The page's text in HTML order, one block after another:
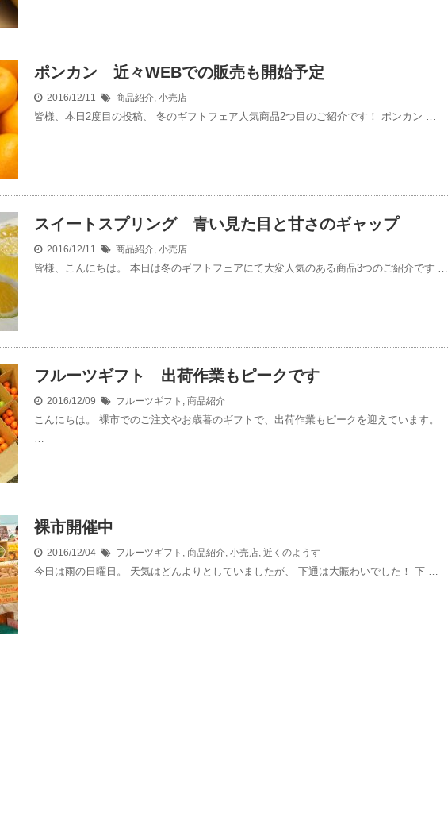
ポンカン 近々WEBでの販売も開始予定
2016/12/11 商品紹介, 小売店
皆様、本日2度目の投稿、 冬のギフトフェア人気商品2つ目のご紹介です！ ポンカン …
スイートスプリング 青い見た目と甘さのギャップ
2016/12/11 商品紹介, 小売店
皆様、こんにちは。 本日は冬のギフトフェアにて大変人気のある商品3つのご紹介です …
フルーツギフト 出荷作業もピークです
2016/12/09 フルーツギフト , 商品紹介
こんにちは。 裸市でのご注文やお歳暮のギフトで、出荷作業もピークを迎えています。
…
裸市開催中
2016/12/04 フルーツギフト , 商品紹介, 小売店, 近くのようす
今日は雨の日曜日。 天気はどんよりとしていましたが、 下通は大賑わいでした！ 下 …